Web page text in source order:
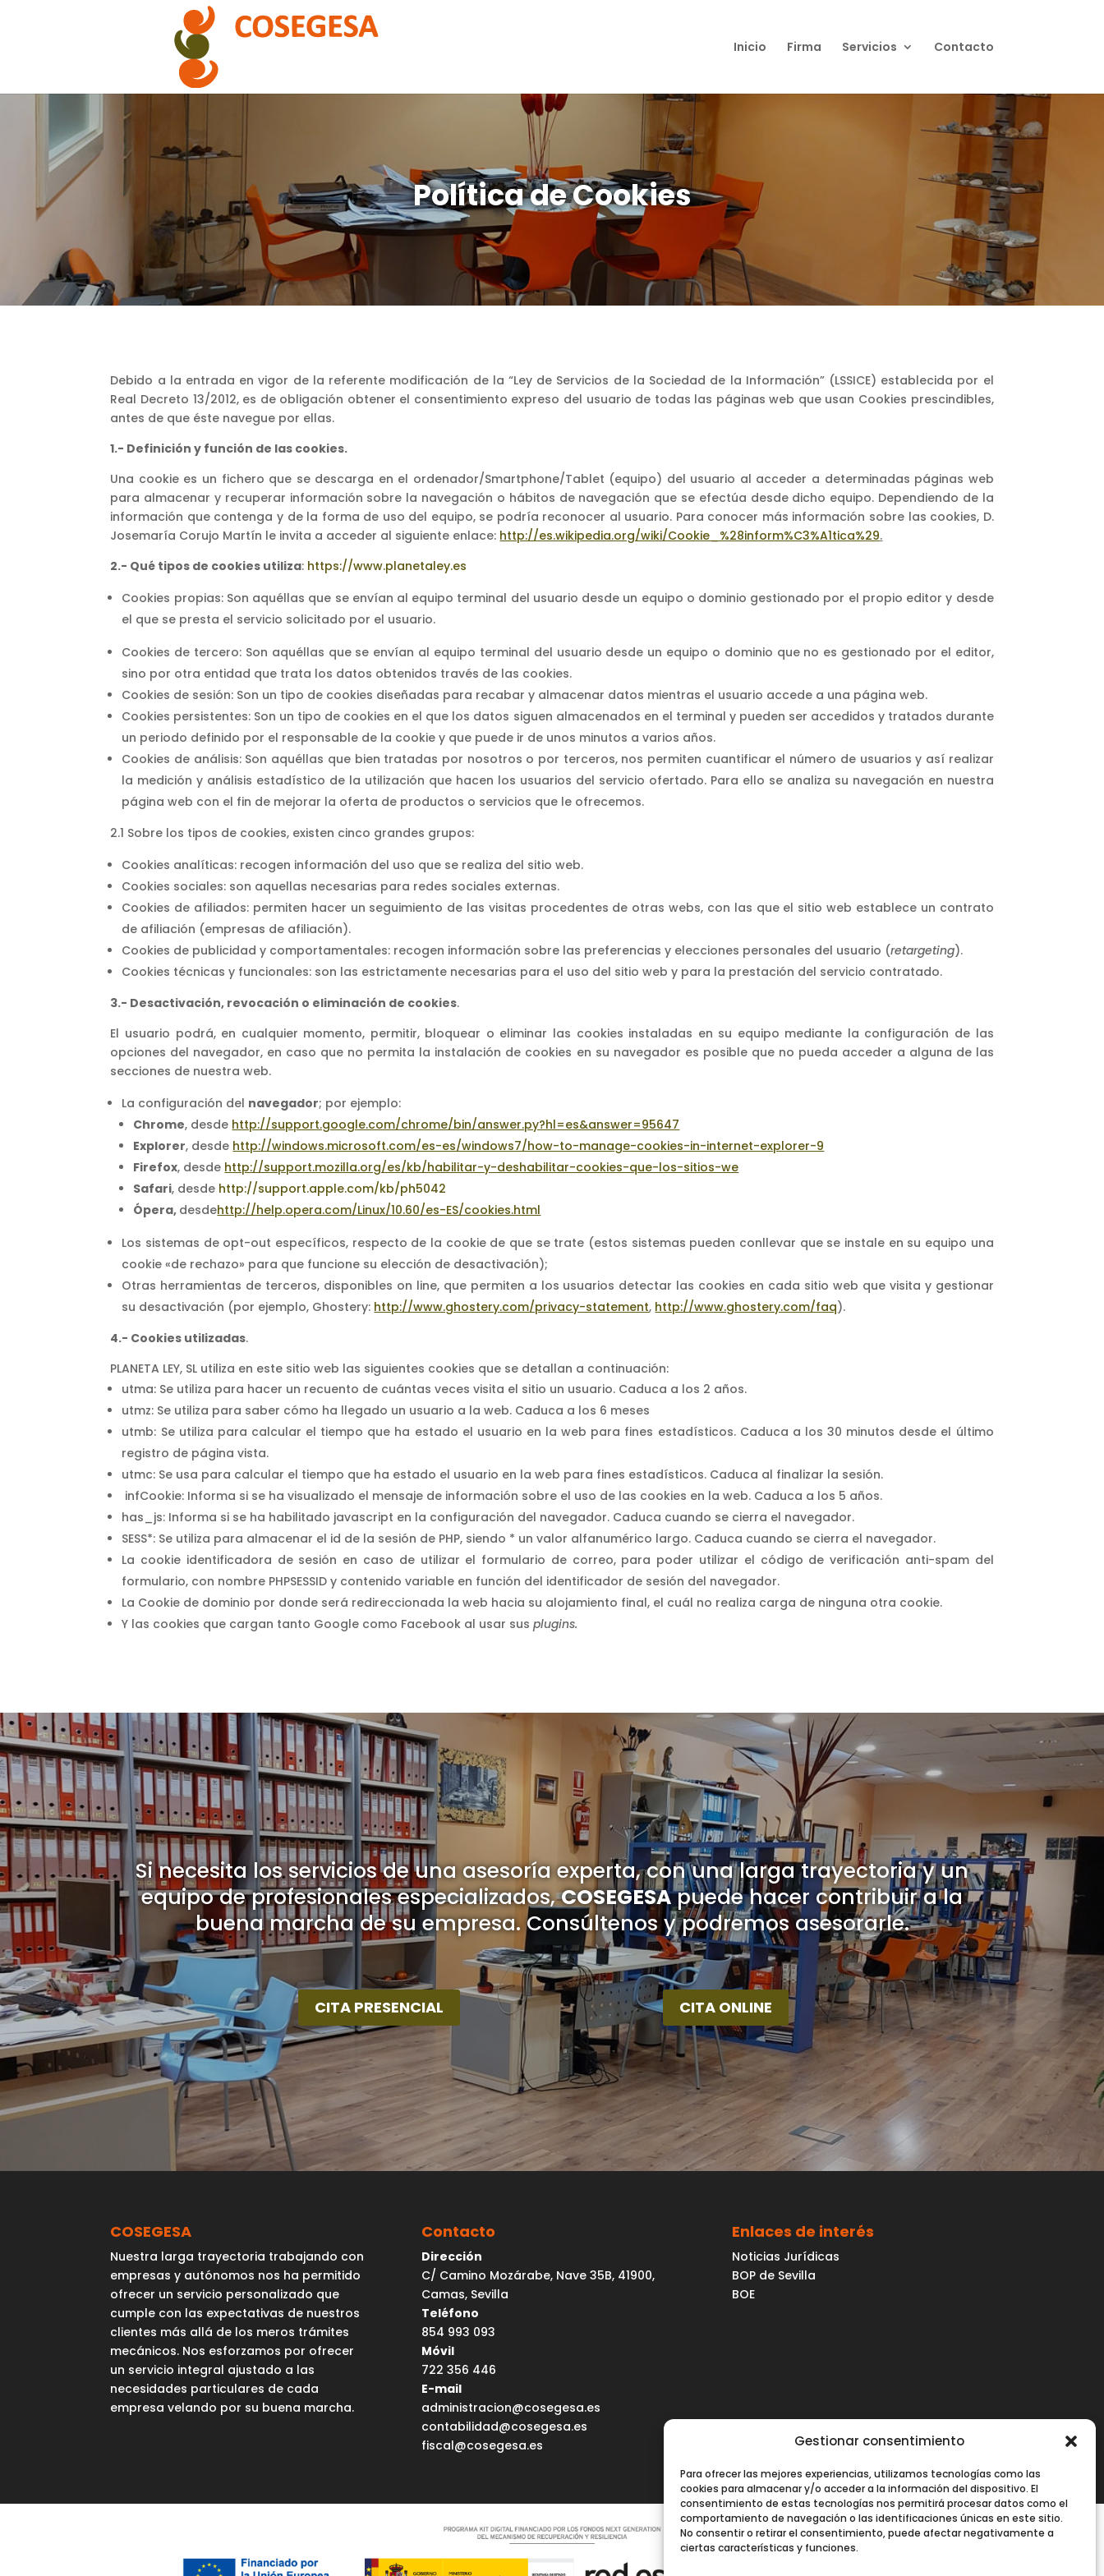
Gestionar consentimiento
Para ofrecer las mejores experiencias, utilizamos tecnologías como las
cookies para almacenar y/o acceder a la información del dispositivo. El
consentimiento de estas tecnologías nos permitirá procesar datos como el
comportamiento de navegación o las identificaciones únicas en este sitio.
No consentir o retirar el consentimiento, puede afectar negativamente a
ciertas características y funciones.
Inicio Firma Servicios Contacto
Política de Cookies
Debido a la entrada en vigor de la referente modificación de la “Ley de Servicios de la Sociedad de la Información” (LSSICE) establecida por el
Real Decreto 13/2012, es de obligación obtener el consentimiento expreso del usuario de todas las páginas web que usan Cookies prescindibles,
antes de que éste navegue por ellas.
1.- Definición y función de las cookies.
Una cookie es un fichero que se descarga en el ordenador/Smartphone/Tablet (equipo) del usuario al acceder a determinadas páginas web
para almacenar y recuperar información sobre la navegación o hábitos de navegación que se efectúa desde dicho equipo. Dependiendo de la
información que contenga y de la forma de uso del equipo, se podría reconocer al usuario. Para conocer más información sobre las cookies, D.
Josemaría Corujo Martín le invita a acceder al siguiente enlace: http://es.wikipedia.org/wiki/Cookie_%28inform%C3%A1tica%29.
2.- Qué tipos de cookies utiliza: https://www.planetaley.es
Cookies propias: Son aquéllas que se envían al equipo terminal del usuario desde un equipo o dominio gestionado por el propio editor y desde
el que se presta el servicio solicitado por el usuario.
Cookies de tercero: Son aquéllas que se envían al equipo terminal del usuario desde un equipo o dominio que no es gestionado por el editor,
sino por otra entidad que trata los datos obtenidos través de las cookies.
Cookies de sesión: Son un tipo de cookies diseñadas para recabar y almacenar datos mientras el usuario accede a una página web.
Cookies persistentes: Son un tipo de cookies en el que los datos siguen almacenados en el terminal y pueden ser accedidos y tratados durante
un periodo definido por el responsable de la cookie y que puede ir de unos minutos a varios años.
Cookies de análisis: Son aquéllas que bien tratadas por nosotros o por terceros, nos permiten cuantificar el número de usuarios y así realizar
la medición y análisis estadístico de la utilización que hacen los usuarios del servicio ofertado. Para ello se analiza su navegación en nuestra
página web con el fin de mejorar la oferta de productos o servicios que le ofrecemos.
2.1 Sobre los tipos de cookies, existen cinco grandes grupos:
Cookies analíticas: recogen información del uso que se realiza del sitio web.
Cookies sociales: son aquellas necesarias para redes sociales externas.
Cookies de afiliados: permiten hacer un seguimiento de las visitas procedentes de otras webs, con las que el sitio web establece un contrato
de afiliación (empresas de afiliación).
Cookies de publicidad y comportamentales: recogen información sobre las preferencias y elecciones personales del usuario (retargeting).
Cookies técnicas y funcionales: son las estrictamente necesarias para el uso del sitio web y para la prestación del servicio contratado.
3.- Desactivación, revocación o eliminación de cookies.
El usuario podrá, en cualquier momento, permitir, bloquear o eliminar las cookies instaladas en su equipo mediante la configuración de las
opciones del navegador, en caso que no permita la instalación de cookies en su navegador es posible que no pueda acceder a alguna de las
secciones de nuestra web.
La configuración del navegador; por ejemplo:
Chrome, desde http://support.google.com/chrome/bin/answer.py?hl=es&answer=95647
Explorer, desde http://windows.microsoft.com/es-es/windows7/how-to-manage-cookies-in-internet-explorer-9
Firefox, desde http://support.mozilla.org/es/kb/habilitar-y-deshabilitar-cookies-que-los-sitios-we
Safari, desde http://support.apple.com/kb/ph5042
Ópera, desdehttp://help.opera.com/Linux/10.60/es-ES/cookies.html
Los sistemas de opt-out específicos, respecto de la cookie de que se trate (estos sistemas pueden conllevar que se instale en su equipo una
cookie «de rechazo» para que funcione su elección de desactivación);
Otras herramientas de terceros, disponibles on line, que permiten a los usuarios detectar las cookies en cada sitio web que visita y gestionar
su desactivación (por ejemplo, Ghostery: http://www.ghostery.com/privacy-statement, http://www.ghostery.com/faq).
4.- Cookies utilizadas.
PLANETA LEY, SL utiliza en este sitio web las siguientes cookies que se detallan a continuación:
utma: Se utiliza para hacer un recuento de cuántas veces visita el sitio un usuario. Caduca a los 2 años.
utmz: Se utiliza para saber cómo ha llegado un usuario a la web. Caduca a los 6 meses
utmb: Se utiliza para calcular el tiempo que ha estado el usuario en la web para fines estadísticos. Caduca a los 30 minutos desde el último
registro de página vista.
utmc: Se usa para calcular el tiempo que ha estado el usuario en la web para fines estadísticos. Caduca al finalizar la sesión.
infCookie: Informa si se ha visualizado el mensaje de información sobre el uso de las cookies en la web. Caduca a los 5 años.
has_js: Informa si se ha habilitado javascript en la configuración del navegador. Caduca cuando se cierra el navegador.
SESS*: Se utiliza para almacenar el id de la sesión de PHP, siendo * un valor alfanumérico largo. Caduca cuando se cierra el navegador.
La cookie identificadora de sesión en caso de utilizar el formulario de correo, para poder utilizar el código de verificación anti-spam del
formulario, con nombre PHPSESSID y contenido variable en función del identificador de sesión del navegador.
La Cookie de dominio por donde será redireccionada la web hacia su alojamiento final, el cuál no realiza carga de ninguna otra cookie.
Y las cookies que cargan tanto Google como Facebook al usar susplugins.
Si necesita los servicios de una asesoría experta, con una larga trayectoria y un
equipo de profesionales especializados,COSEGESApuede hacer contribuir a la
buena marcha de su empresa. Consúltenos y podremos asesorarle.
CITA PRESENCIAL CITA ONLINE
COSEGESA
Nuestra larga trayectoria trabajando con
empresas y autónomos nos ha permitido
ofrecer un servicio personalizado que
cumple con las expectativas de nuestros
clientes más allá de los meros trámites
mecánicos. Nos esforzamos por ofrecer
un servicio integral ajustado a las
necesidades particulares de cada
empresa velando por su buena marcha.
Contacto
Dirección
C/ Camino Mozárabe, Nave 35B, 41900,
Camas, Sevilla
Teléfono
854 993 093
Móvil
722 356 446
E-mail
administracion@cosegesa.es
contabilidad@cosegesa.es
fiscal@cosegesa.es
Enlaces de interés
Noticias Jurídicas
BOP de Sevilla
BOE